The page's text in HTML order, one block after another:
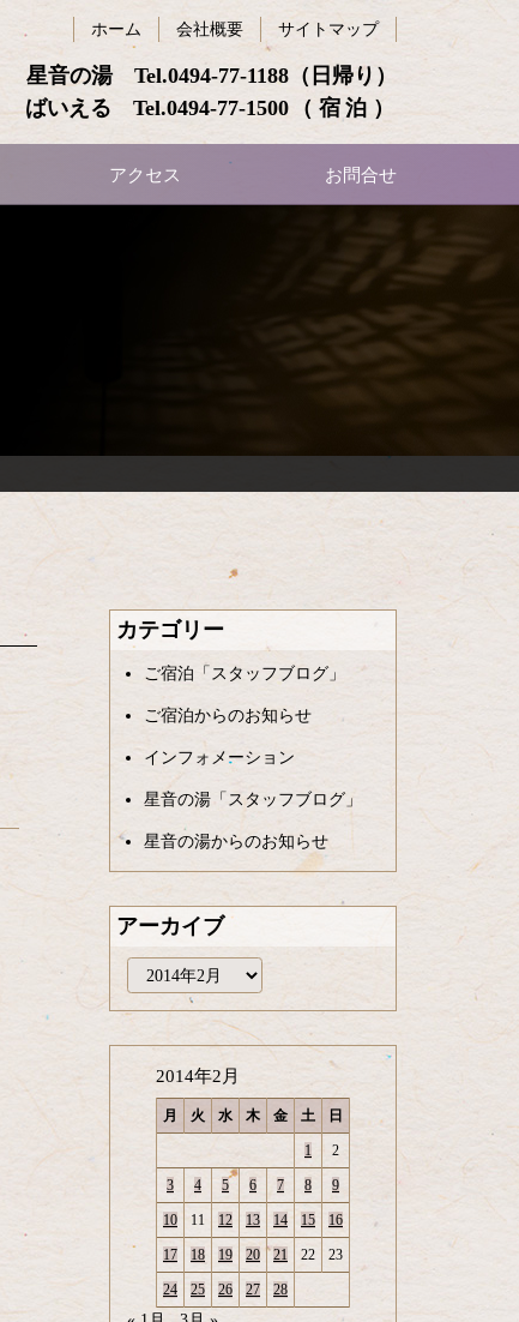
星音の湯 Tel.0494-77-1188 （日帰り）
ばいえる Tel.0494-77-1500 （宿泊）
ホーム 会社概要 サイトマップ
アクセス お問合せ
カテゴリー
ご宿泊「スタッフブログ」
ご宿泊からのお知らせ
インフォメーション
星音の湯「スタッフブログ」
星音の湯からのお知らせ
アーカイブ
ー
カ
イ
2014年2月
月 火 水 木 金 土 日
1 2
3 4 5 6 7 8 9
10 11 12 13 14 15 16
17 18 19 20 21 22 23
24 25 26 27 28